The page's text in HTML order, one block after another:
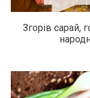
Згорів сарай,